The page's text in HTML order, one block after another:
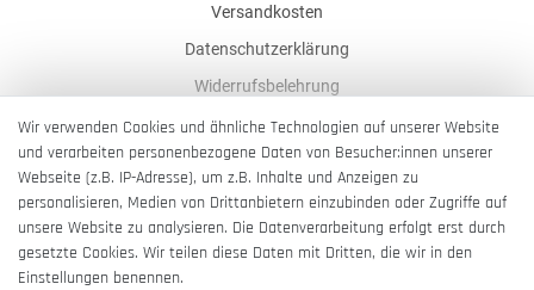
Versandkosten
Datenschutzerklärung
Widerrufsbelehrung
AGB
Impressum
Barrierefreiheitserklärung
Wir verwenden Cookies und ähnliche Technologien auf unserer Website
und verarbeiten personenbezogene Daten von Besucher:innen unserer
Webseite (z.B. IP-Adresse), um z.B. Inhalte und Anzeigen zu
personalisieren, Medien von Drittanbietern einzubinden oder Zugriffe auf
unsere Website zu analysieren. Die Datenverarbeitung erfolgt erst durch
gesetzte Cookies. Wir teilen diese Daten mit Dritten, die wir in den
Einstellungen benennen.